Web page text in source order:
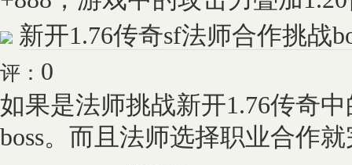
新开1.76传奇sf法师合作挑战
评： 0
如果是法师挑战新开1.76传奇
boss。而且法师选择职业合作